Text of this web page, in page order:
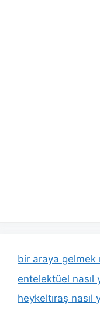
bir araya gelmek
entelektüel nasıl
heykeltıraş nasıl